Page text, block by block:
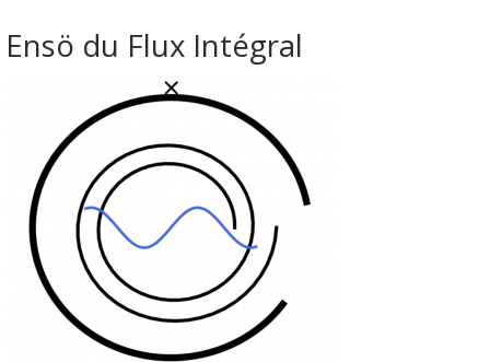
Ensö du Flux Intégral